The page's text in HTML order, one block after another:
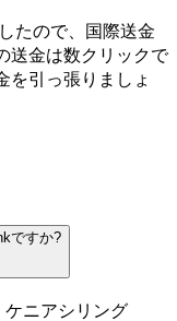
たので、国際送金
送金は数クリックで
を引っ張りましょ
ですか?
ニアシリング